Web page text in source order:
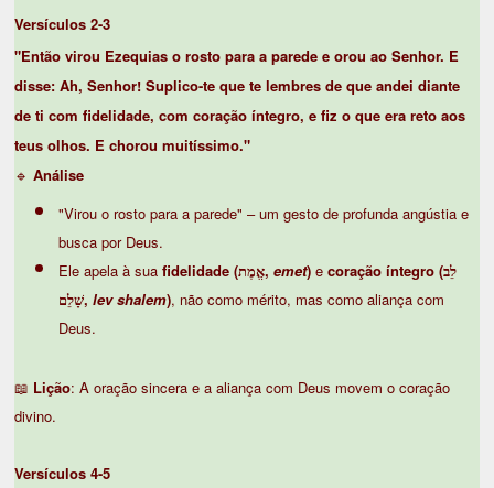
Versículos 2-3
"Então virou Ezequias o rosto para a parede e orou ao Senhor. E
disse: Ah, Senhor! Suplico-te que te lembres de que andei diante
de ti com fidelidade, com coração íntegro, e fiz o que era reto aos
teus olhos. E chorou muitíssimo."
🔹Análise
"Virou o rosto para a parede" – um gesto de profunda angústia e
busca por Deus.
Ele apela à sua
fidelidade (אֱמֶת,emet) ecoração íntegro (לֵב
שָׁלֵם,lev shalem), não como mérito, mas como aliança com
Deus.
📖 Lição: A oração sincera e a aliança com Deus movem o coração
divino.
Versículos 4-5